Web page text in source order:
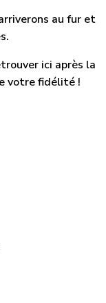
au fur et
ici après la
votre fidélité !